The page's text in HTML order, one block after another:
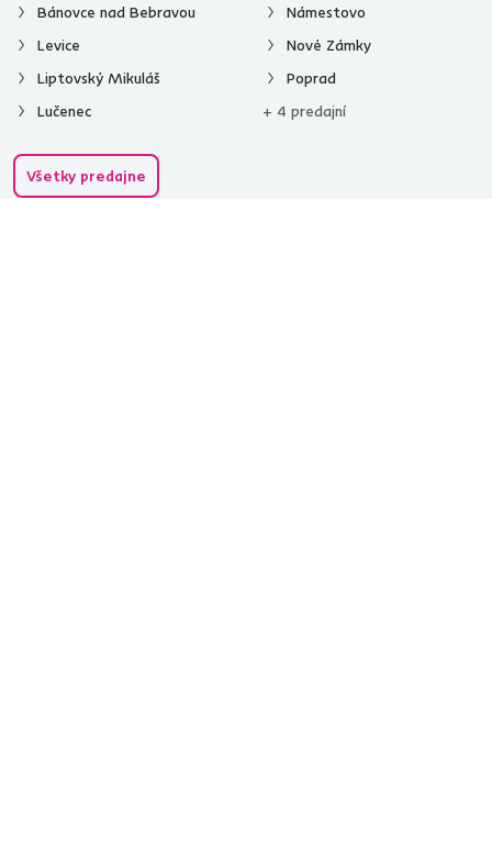
Bánovce nad Bebravou
Levice
Liptovský Mikuláš
Lučenec
Námestovo
Nové Zámky
Poprad
+ 4 predajní
Všetky predajne